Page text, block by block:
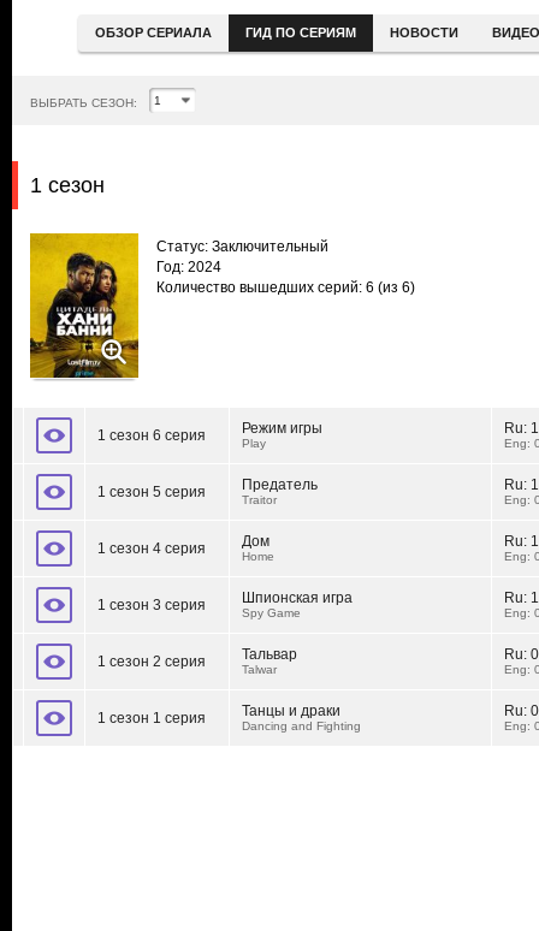
ОБЗОР СЕРИАЛА ГИД ПО СЕРИЯМ НОВОСТИ ВИДЕО
ВЫБРАТЬ СЕЗОН:
1 сезон
Статус: Заключительный
Год: 2024
Количество вышедших серий: 6 (из 6)
1 сезон 6 серия Режим игры
Play
Ru:
Eng:
1 сезон 5 серия Предатель
Traitor
Ru:
Eng:
1 сезон 4 серия Дом
Home
Ru:
Eng:
1 сезон 3 серия Шпионская игра
Spy Game
Ru:
Eng:
1 сезон 2 серия Тальвар
Talwar
Ru:
Eng:
1 сезон 1 серия Танцы и драки
Dancing and Fighting
Ru:
Eng: